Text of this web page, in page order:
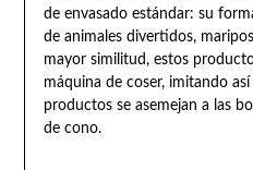
de envasado estándar: su
de animales divertidos,
mayor similitud, estos
máquina de coser, imitando
productos se asemejan a las
de cono.